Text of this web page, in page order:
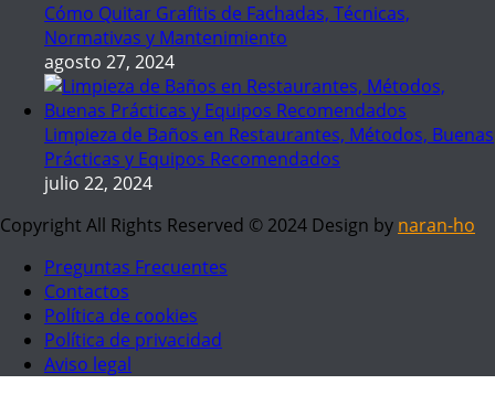
Cómo Quitar Grafitis de Fachadas, Técnicas,
Normativas y Mantenimiento
agosto 27, 2024
Limpieza de Baños en Restaurantes, Métodos, Buenas
Prácticas y Equipos Recomendados
julio 22, 2024
Copyright All Rights Reserved © 2024 Design by naran-ho
Preguntas Frecuentes
Contactos
Política de cookies
Política de privacidad
Aviso legal